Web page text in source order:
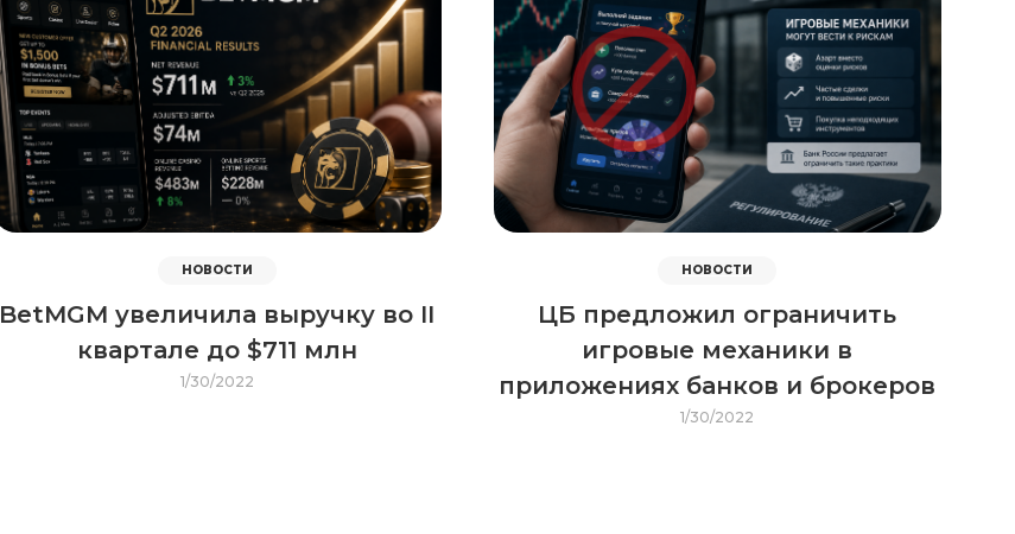
НОВОСТИ
BetMGM увеличила выручку во II
квартале до $711 млн
1/30/2022
НОВОСТИ
ЦБ предложил ограничить
игровые механики в
приложениях банков и брокеров
1/30/2022